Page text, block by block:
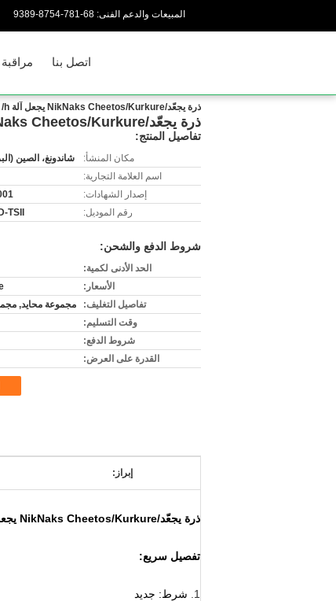
المبيعات والدعم الفنى: 86-187-4578-9839
اتصل بنا
ذرة يجعّد/NikNaks Cheetos/Kurkure يجعل آلة 125kg /h
ذرة يجعّد/NikNaks Cheetos/Kurkure يجعل آلة 125kg /h
تفاصيل المنتج:
مكان المنشأ:
شاندونغ، الصين
اسم العلامة التجارية:
إصدار الشهادات:
رقم الموديل:
TSII
شروط الدفع والشحن:
الحد الأدنى لكمية:
الأسعار:
تفاصيل التغليف:
مجموعة محايد,
وقت التسليم:
شروط الدفع:
القدرة على العرض:
إبراز:
ذرة يجعّد/NikNaks Cheetos/Kurkure يجعل آلة 125kg/h
تفصيل سريع:
1.
شرط: جديد